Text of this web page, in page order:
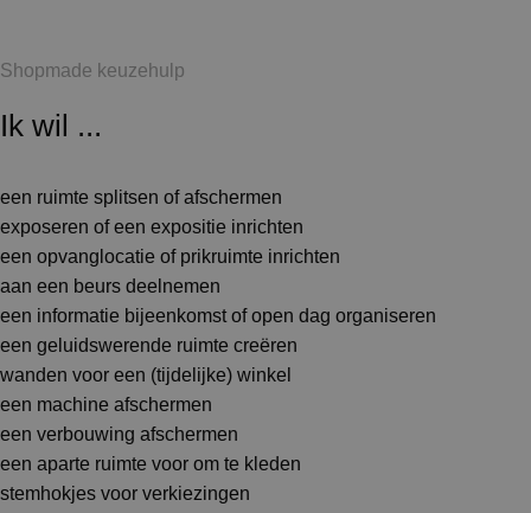
Shopmade keuzehulp
Ik wil ...
een ruimte splitsen of afschermen
exposeren of een expositie inrichten
een opvanglocatie of prikruimte inrichten
aan een beurs deelnemen
een informatie bijeenkomst of open dag organiseren
een geluidswerende ruimte creëren
wanden voor een (tijdelijke) winkel
een machine afschermen
een verbouwing afschermen
een aparte ruimte voor om te kleden
stemhokjes voor verkiezingen